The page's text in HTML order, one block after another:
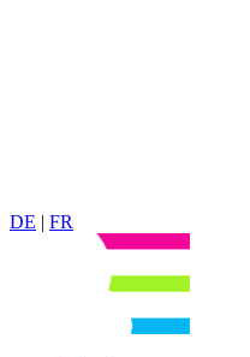
DE | FR